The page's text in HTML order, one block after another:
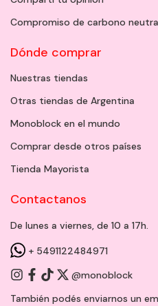
Compromiso de carbono
Dónde comprar
Nuestras tiendas
Otras tiendas de Argentina
Monoblock en el mundo
Comprar desde otros países
Tienda Mayorista
Contactanos
De lunes a viernes, de 10 a 17h.
+ 5491122484971
@monoblock
También podés enviarnos un